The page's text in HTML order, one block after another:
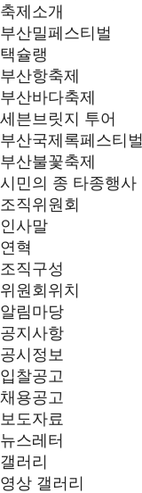
축제소개
부산밀페스티벌
택슐랭
부산항축제
부산바다축제
세븐브릿지 투어
부산국제록페스티벌
부산불꽃축제
시민의 종 타종행사
조직위원회
인사말
연혁
조직구성
위원회위치
알림마당
공지사항
공시정보
입찰공고
채용공고
보도자료
뉴스레터
갤러리
영상 갤러리